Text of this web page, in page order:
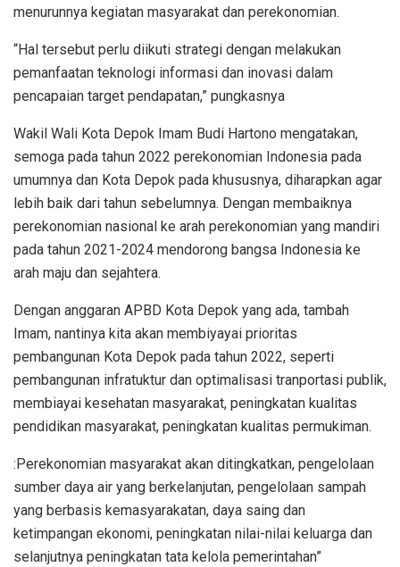
menurunnya kegiatan masyarakat dan perekonomian.
“Hal tersebut perlu diikuti strategi dengan melakukan
pemanfaatan teknologi informasi dan inovasi dalam
pencapaian target pendapatan,” pungkasnya
Wakil Wali Kota Depok Imam Budi Hartono mengatakan,
semoga pada tahun 2022 perekonomian Indonesia pada
umumnya dan Kota Depok pada khususnya, diharapkan agar
lebih baik dari tahun sebelumnya. Dengan membaiknya
perekonomian nasional ke arah perekonomian yang mandiri
pada tahun 2021-2024 mendorong bangsa Indonesia ke
arah maju dan sejahtera.
Dengan anggaran APBD Kota Depok yang ada, tambah
Imam, nantinya kita akan membiyayai prioritas
pembangunan Kota Depok pada tahun 2022, seperti
pembangunan infratuktur dan optimalisasi tranportasi publik,
membiayai kesehatan masyarakat, peningkatan kualitas
pendidikan masyarakat, peningkatan kualitas permukiman.
:Perekonomian masyarakat akan ditingkatkan, pengelolaan
sumber daya air yang berkelanjutan, pengelolaan sampah
yang berbasis kemasyarakatan, daya saing dan
ketimpangan ekonomi, peningkatan nilai-nilai keluarga dan
selanjutnya peningkatan tata kelola pemerintahan”